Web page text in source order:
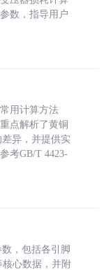
数，指导用户
用计算方法
点解析了黄铜
差异，并提供实
考GB/T 4423-
，包括各引脚
心数据，并附